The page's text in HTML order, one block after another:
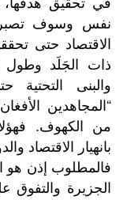
نفس وسوف تصبران
الاقتصاد حتى
ذات الجَلَد وطول
والبنى
“المجاهدين
من الكهوف.
بانهيار الاقتصاد
فالمطلوب إذن هو
الجزيرة والتفوق